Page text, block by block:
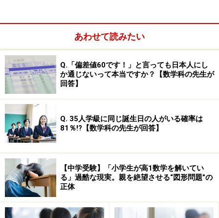
が全体の半分程度、残りは国際・政治、地理。記述式も
あり。時事問題に注意。10年度は衆議院議員総選挙に関
連する出題。統計資料を読む問題も出る。理科は大問3
問。環境問題には注意。地球温暖化などの科学的理解や
世界的な影響など広く勉強し考えを深めておきたい。10
年度は計算問題はなし。
※記事内容は執筆時点のものです。最新の内容をご確認くださ
い。
あわせて読みたい
Q.「偏差値60です！」と言っても日本人にし
か通じないって本当ですか？【数学科の先生が
回答】
Q. 35人学級に同じ誕生日の人がいる確率は
81％!?【数学科の先生が回答】
【中学受験】「小学生が高1数学を解いてい
る」過酷な現実。親を絶望させる“図形問題”の
正体